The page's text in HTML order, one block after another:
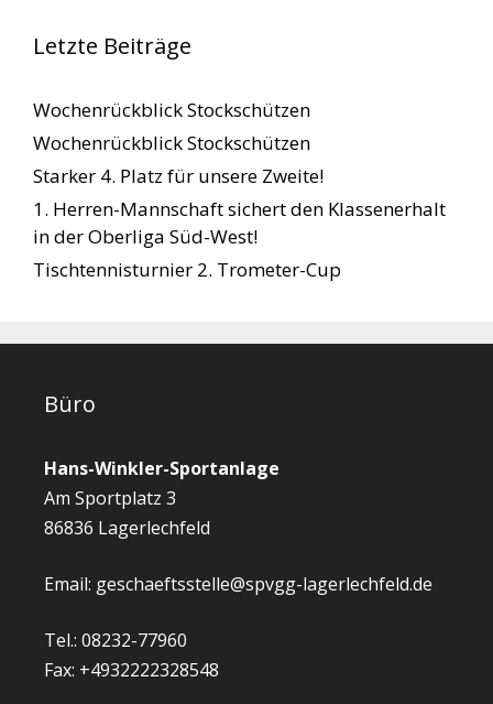
Letzte Beiträge
Wochenrückblick Stockschützen
Wochenrückblick Stockschützen
Starker 4. Platz für unsere Zweite!
1. Herren-Mannschaft sichert den Klassenerhalt
in der Oberliga Süd-West!
Tischtennisturnier 2. Trometer-Cup
Büro
Hans-Winkler-Sportanlage
Am Sportplatz 3
86836 Lagerlechfeld
Email: geschaeftsstelle@spvgg-lagerlechfeld.de
Tel.: 08232-77960
Fax: +4932222328548